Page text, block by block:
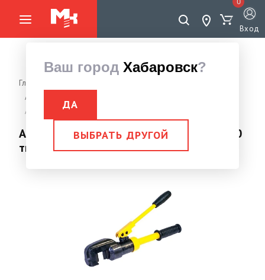
Ваш город Хабаровск?
ДА
ВЫБРАТЬ ДРУГОЙ
Вход
Главная страница
Арматурорез гидравлический
Арматурорез гидравлический HHG-10 8,0 тн, 4-10мм
Арматурорез гидравлический HHG-10 8,0
тн, 4-10мм